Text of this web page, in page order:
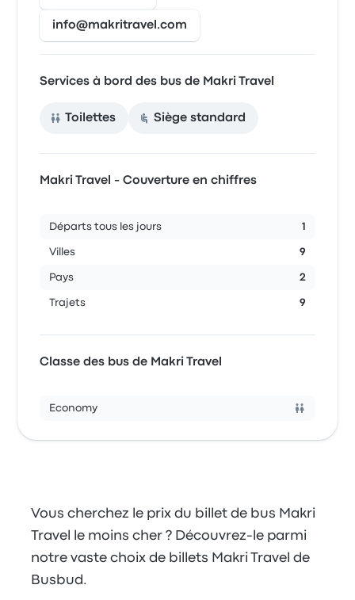
info@makritravel.com
Services à bord des bus de Makri Travel
Toilettes Siège standard
Makri Travel - Couverture en chiffres
Départs tous les jours 1
Villes 9
Pays 2
Trajets 9
Classe des bus de Makri Travel
Economy
Vous cherchez le prix du billet de bus Makri
Travel le moins cher ? Découvrez-le parmi
notre vaste choix de billets Makri Travel de
Busbud.